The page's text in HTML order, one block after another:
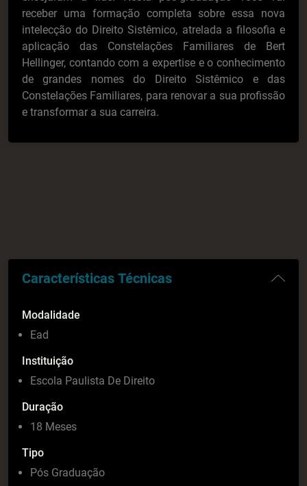
receber uma formação completa sobre essa nova
intelecção do Direito Sistêmico, atrelada a filosofia e
aplicação das Constelações Familiares de Bert
Hellinger, contando com a expertise e o conhecimento
de grandes nomes do Direito Sistêmico e das
Constelações Familiares, para renovar a sua profissão
e transformar a sua carreira.
Características Técnicas
Modalidade
Ead
Instituição
Escola Paulista De Direito
Duração
18 Meses
Tipo
Pós Graduação